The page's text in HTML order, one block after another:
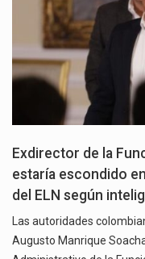
Exdirector de la
estaría escondido
del ELN según
Las autoridades
Augusto Manrique